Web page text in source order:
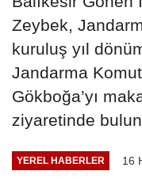
Zeybek,
kuruluş yıl
Jandarma
Gökboğa’yı
ziyaretinde
YEREL HABERLER 16